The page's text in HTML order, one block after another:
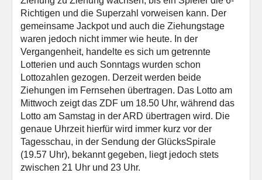
Richtigen und die Superzahl vorweisen kann. Der
gemeinsame Jackpot und auch die Ziehungstage
waren jedoch nicht immer wie heute. In der
Vergangenheit, handelte es sich um getrennte
Lotterien und auch Sonntags wurden schon
Lottozahlen gezogen. Derzeit werden beide
Ziehungen im Fernsehen übertragen. Das Lotto am
Mittwoch zeigt das ZDF um 18.50 Uhr, während das
Lotto am Samstag in der ARD übertragen wird. Die
genaue Uhrzeit hierfür wird immer kurz vor der
Tagesschau, in der Sendung der GlücksSpirale
(19.57 Uhr), bekannt gegeben, liegt jedoch stets
zwischen 21 Uhr und 23 Uhr.